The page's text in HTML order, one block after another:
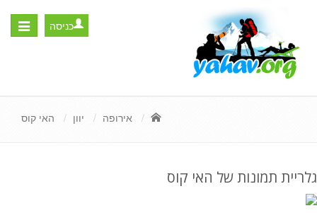
Toggle
כניסה
אירופה יוון האי קוס
גלריית תמונות של האי קוס